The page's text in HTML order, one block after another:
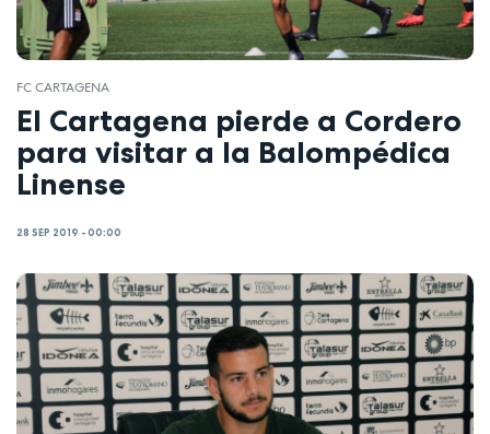
FC CARTAGENA
El Cartagena pierde a Cordero
para visitar a la Balompédica
Linense
28 SEP 2019 - 00:00